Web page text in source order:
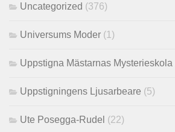
Uncategorized (376)
Universums Moder (1)
Uppstigna Mästarnas Mysterieskola
Uppstigningens Ljusarbeare (5)
Ute Posegga-Rudel (22)